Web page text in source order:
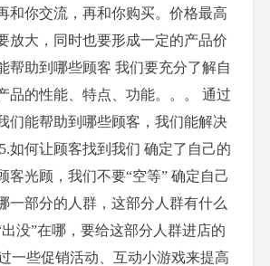
和你交流，再和你购买。价格最高
放大，同时也要形成一定的产品价
帮助到哪些顾客 我们要充分了解自
品的性能、特点、功能。。。 通过
们能帮助到哪些顾客，我们能解决
如何让顾客找到我们 确定了自己的
客光顾，我们不要“空等” 确定自己
一部分的人群，这部分人群有什么
没”在哪，要给这部分人群进店的
一些促销活动、互动小游戏来提高